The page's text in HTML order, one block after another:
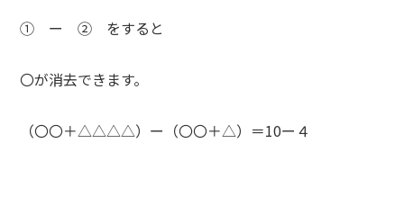
① ー ② をすると
〇が消去できます。
（〇〇＋△△△△）ー（〇〇＋△）＝10ー４